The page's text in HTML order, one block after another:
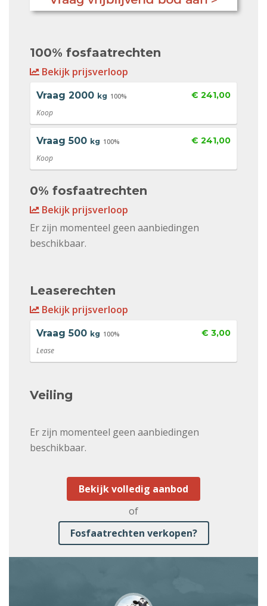
100% fosfaatrechten
Bekijk prijsverloop
Vraag 2000 kg 100% € 241,00
Koop
Vraag 500 kg 100% € 241,00
Koop
0% fosfaatrechten
Bekijk prijsverloop
Er zijn momenteel geen aanbiedingen
beschikbaar.
Leaserechten
Bekijk prijsverloop
Vraag 500 kg 100% € 3,00
Lease
Veiling
Er zijn momenteel geen aanbiedingen
beschikbaar.
Bekijk volledig aanbod
of
Fosfaatrechten verkopen?